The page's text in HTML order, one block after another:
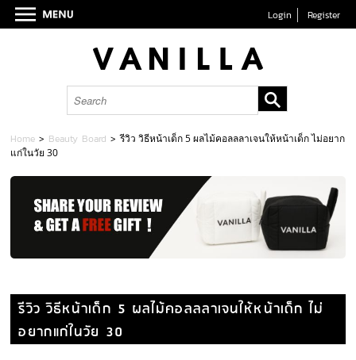
Login Register
Home > Beauty Board >รีวิว วิธีหน้าเด็ก 5 ผลไม้คอลลลาเจนให้หน้าเด็ก ไม่อยาก
แก่ในวัย 30
รีวิว วิธีหน้าเด็ก 5 ผลไม้คอลลลาเจนให้หน้าเด็ก ไม่
อยากแก่ในวัย 30